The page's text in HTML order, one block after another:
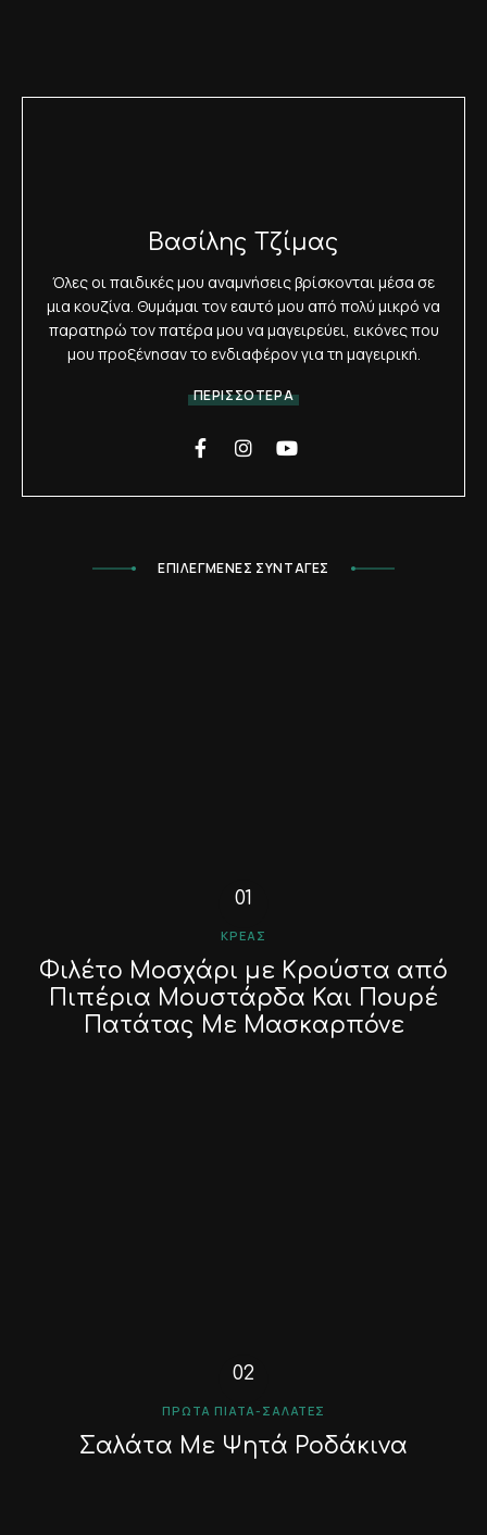
Βασίλης Τζίμας
Όλες οι παιδικές μου αναμνήσεις βρίσκονται μέσα σε
μια κουζίνα. Θυμάμαι τον εαυτό μου από πολύ μικρό να
παρατηρώ τον πατέρα μου να μαγειρεύει, εικόνες που
μου προξένησαν το ενδιαφέρον για τη μαγειρική.
ΠΕΡΙΣΣΟΤΕΡΑ
ΕΠΙΛΕΓΜΕΝΕΣ ΣΥΝΤΑΓΕΣ
ΚΡΈΑΣ
Φιλέτο Μοσχάρι με Κρούστα από
Πιπέρια Μουστάρδα Και Πουρέ
Πατάτας Με Μασκαρπόνε
ΠΡΏΤΑ ΠΙΆΤΑ-ΣΑΛΆΤΕΣ
Σαλάτα Με Ψητά Ροδάκινα